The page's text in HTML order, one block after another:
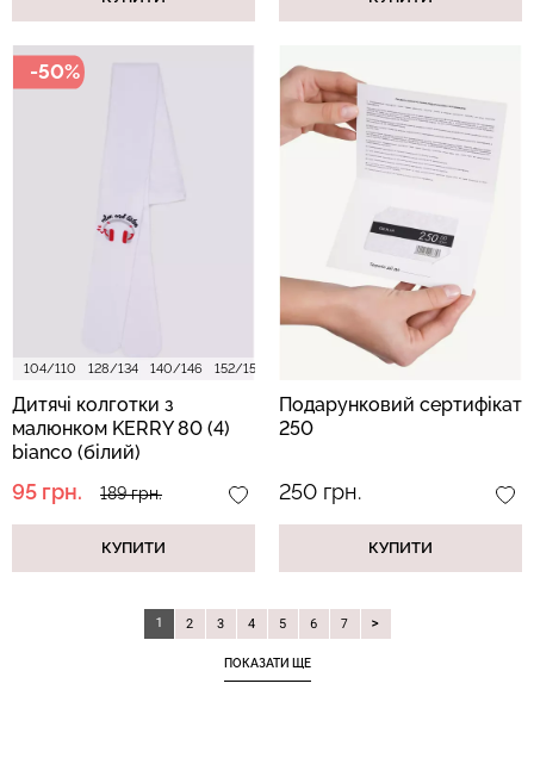
104/110 128/134 140/146 152/158
-50%
Дитячі колготки з
малюнком KERRY 80 (4)
bianco (білий)
95 грн. 189 грн.
КУПИТИ
Подарунковий сертифікат
250
250 грн.
КУПИТИ
ПОКАЗАТИ ЩЕ
1 2 3 4 5 6 7